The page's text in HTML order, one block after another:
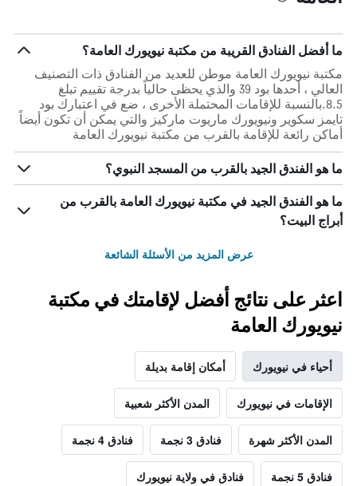
ما أفضل الفنادق القريبة من مكتبة نيويورك العامة؟
مكتبة نيويورك العامة موطن للعديد من الفنادق ذات التصنيف
العالي ، أحدها بود 39 والذي يحظى حالياً بدرجة تقييم تبلغ
8.5.بالنسبة للإقامات المحتملة الأخرى ، ضع في اعتبارك بود
تايمز سكوير ونيويورك ماريوت ماركيز والتي يمكن أن تكون أيضاً
أماكن رائعة للإقامة بالقرب من مكتبة نيويورك العامة
ما هو الفندق الجيد بالقرب من المسجد النبوي؟
ما هو الفندق الجيد في مكتبة نيويورك العامة بالقرب من
أبراج البيت؟
عرض المزيد من الأسئلة الشائعة
اعثر على نتائج أفضل لإقامتك في مكتبة
نيويورك العامة
أحياء في نيويورك أمكان إقامة بديلة
الإقامات في نيويورك المدن الأكثر شعبية
المدن الأكثر شهرة فنادق 3 نجمة فنادق 4 نجمة
فنادق 5 نجمة فنادق في ولاية نيويورك